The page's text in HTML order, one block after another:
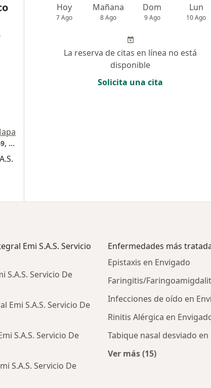
TORRE MEDICA 2, EL TESORO, CONSULTORIO 1849, VITALITY
Hoy
7 Ago
Mañana
8 Ago
Dom
9 Ago
Lun
10 Ago
La reserva de citas en línea no está
disponible
Solicita una cita
Emi S.A.S. Servicio
Servicio De
Emi S.A.S. Servicio De
S.A.S. Servicio De
S.A.S. Servicio De
Enfermedades más
Epistaxis en Envigado
Faringitis/
Infecciones de oído en
Rinitis Alérgica en
Tabique nasal desviado en
Ver más (15)